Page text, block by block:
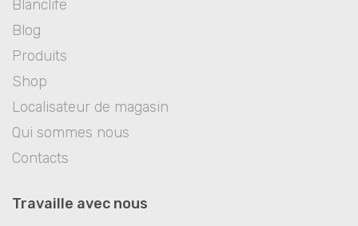
Blanclife
Blog
Produits
Shop
Localisateur de magasin
Qui sommes nous
Contacts
Travaille avec nous